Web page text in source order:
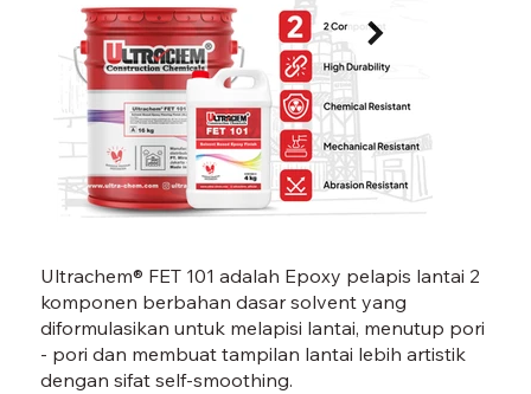
FET 101-07.jpg FET
Ultrachem® FET 101 adalah Epoxy pelapis lantai 2
komponen berbahan dasar solvent yang
diformulasikan untuk melapisi lantai, menutup pori
- pori dan membuat tampilan lantai lebih artistik
dengan sifat self-smoothing.